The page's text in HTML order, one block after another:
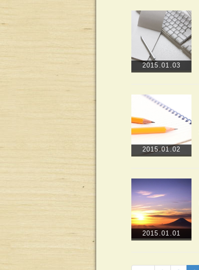
2015.01.03
2015.01.02
2015.01.01